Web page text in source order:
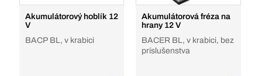
Akumulátorový hoblík 12
V
BACP BL, v krabici
Akumulátorová fréza na
hrany 12 V
BACER BL, v krabici, bez
príslušenstva